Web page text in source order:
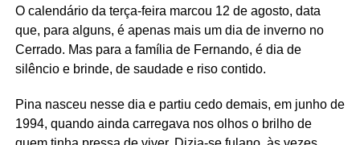
O calendário da terça-feira marcou 12 de agosto, data
que, para alguns, é apenas mais um dia de inverno no
Cerrado. Mas para a família de Fernando, é dia de
silêncio e brinde, de saudade e riso contido.
Pina nasceu nesse dia e partiu cedo demais, em junho de
1994, quando ainda carregava nos olhos o brilho de